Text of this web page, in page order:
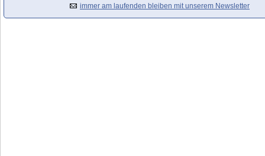
immer am laufenden bleiben mit unserem Newsletter